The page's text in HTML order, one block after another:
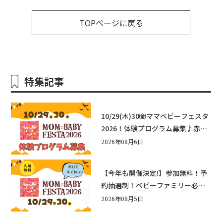
TOPページに戻る
特集記事
10/29(木)30㈮ママベビーフェスタ
2026！体験プログラム募集♪赤ち
ゃん向けイベントに出演しません
2026年08月6日
【今年も開催決定!】参加無料！予
約抽選制！ベビーファミリー必見
☆入場無料☆10/29(木)30(金)ママ
2026年08月5日